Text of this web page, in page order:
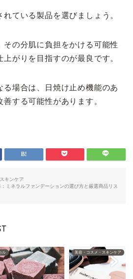
ている製品を選びましょう。
その分肌に負担をかける可能性
がりを目指すのが最良です。
る場合は、日焼け止め機能のあ
する可能性があります。
キンケア
ミネラルファンデーションの選び方と厳選商品リス
ル 美容・コスメ・スキンケア